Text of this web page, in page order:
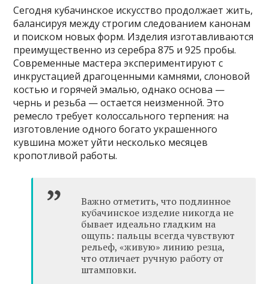
Сегодня кубачинское искусство продолжает жить,
балансируя между строгим следованием канонам
и поиском новых форм. Изделия изготавливаются
преимущественно из серебра 875 и 925 пробы.
Современные мастера экспериментируют с
инкрустацией драгоценными камнями, слоновой
костью и горячей эмалью, однако основа —
чернь и резьба — остается неизменной. Это
ремесло требует колоссального терпения: на
изготовление одного богато украшенного
кувшина может уйти несколько месяцев
кропотливой работы.
Важно отметить, что подлинное
кубачинское изделие никогда не
бывает идеально гладким на
ощупь: пальцы всегда чувствуют
рельеф, «живую» линию резца,
что отличает ручную работу от
штамповки.